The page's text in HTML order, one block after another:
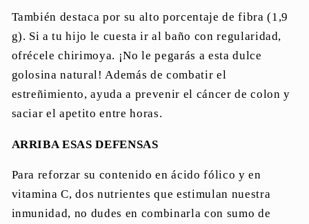
También destaca por su alto porcentaje de fibra (1,9
g). Si a tu hijo le cuesta ir al baño con regularidad,
ofrécele chirimoya. ¡No le pegarás a esta dulce
golosina natural! Además de combatir el
estreñimiento, ayuda a prevenir el cáncer de colon y
saciar el apetito entre horas.
ARRIBA ESAS DEFENSAS
Para reforzar su contenido en ácido fólico y en
vitamina C, dos nutrientes que estimulan nuestra
inmunidad, no dudes en combinarla con sumo de